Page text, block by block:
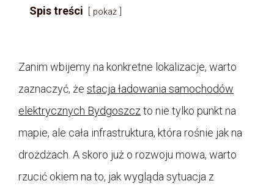
Spis treści pokaż
Zanim wbijemy na konkretne lokalizacje, warto
zaznaczyć, że stacja ładowania samochodów
elektrycznych Bydgoszcz to nie tylko punkt na
mapie, ale cała infrastruktura, która rośnie jak na
drożdżach. A skoro już o rozwoju mowa, warto
rzucić okiem na to, jak wygląda sytuacja z